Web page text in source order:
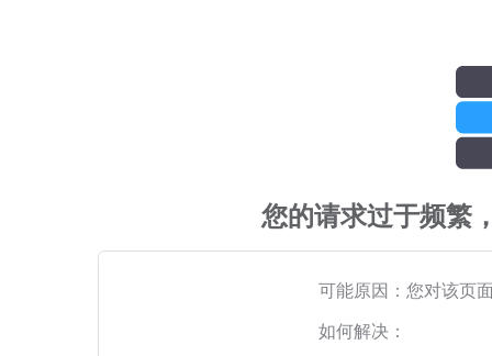
您的请求过于频繁
可能原因：您对该页
如何解决：